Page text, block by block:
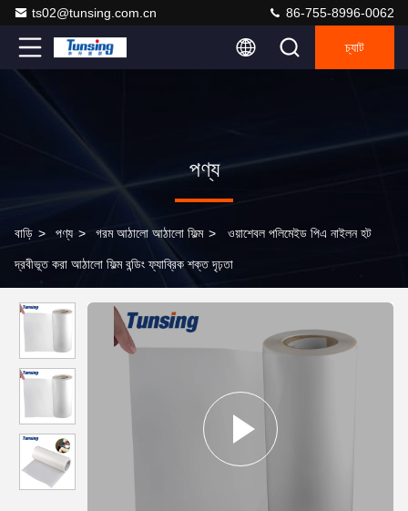
ts02@tunsing.com.cn 86-755-8996-0062
চ্যাট
পণ্য
বাড়ি > পণ্য > গরম আঠালো আঠালো ফিল্ম > ওয়াশেবল পলিমেইড পিএ নাইলন হট
দ্রবীভূত করা আঠালো ফিল্ম বন্ডিং ফ্যাব্রিক শক্ত দৃঢ়তা